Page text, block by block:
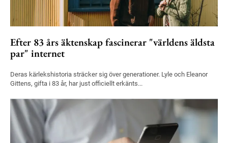
Efter 83 års äktenskap fascinerar "världens äldsta
par" internet
Deras kärlekshistoria sträcker sig över generationer. Lyle och Eleanor
Gittens, gifta i 83 år, har just officiellt erkänts...